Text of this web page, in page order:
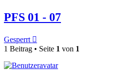
PFS 01 - 07
Gesperrt
1 Beitrag • Seite 1 von 1